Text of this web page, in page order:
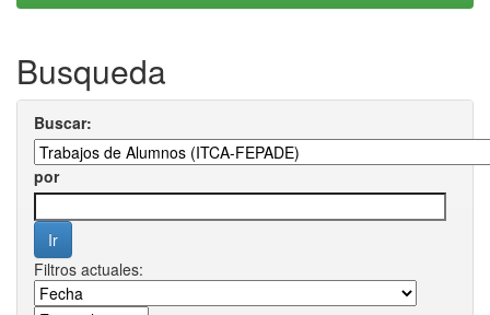
Busqueda
Buscar:
por
Filtros actuales: